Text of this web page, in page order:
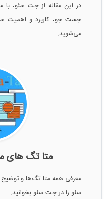
جست جو، کاربرد و اهمیت
می‌شوید.
متا تگ های
معرفی همه متا تگ‌ها و
سئو را در جت سئو بخوانید.